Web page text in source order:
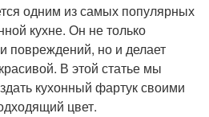
одним из самых популярных
кухне. Он не только
повреждений, но и делает
В этой статье мы
кухонный фартук своими
цвет.